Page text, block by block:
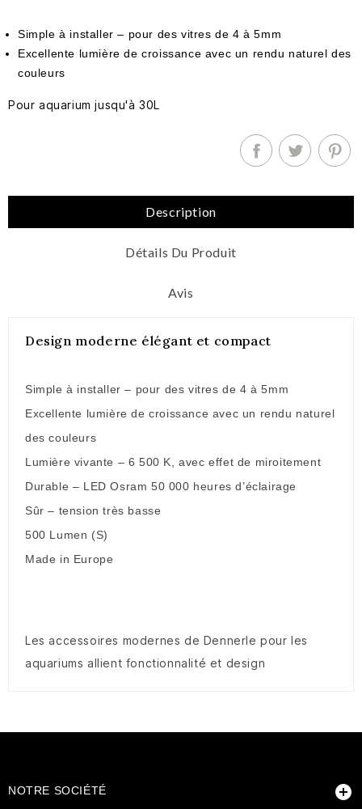
Simple à installer – pour des vitres de 4 à 5mm
Excellente lumière de croissance avec un rendu naturel des
couleurs
Pour aquarium jusqu'à 30L
Description
Détails Du Produit
Avis
Design moderne élégant et compact
Simple à installer – pour des vitres de 4 à 5mm
Excellente lumière de croissance avec un rendu naturel
des couleurs
Lumière vivante – 6 500 K, avec effet de miroitement
Durable – LED Osram 50 000 heures d’éclairage
Sûr – tension très basse
500 Lumen (S)
Made in Europe
Les accessoires modernes de Dennerle pour les
aquariums allient fonctionnalité et design
NOTRE SOCIÉTÉ 